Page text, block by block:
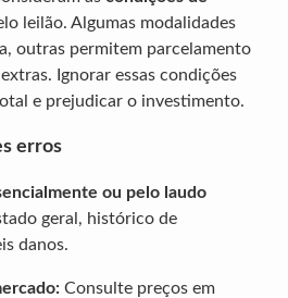
leilão. Algumas modalidades
outras permitem parcelamento
Ignorar essas condições
e prejudicar o investimento.
erros
ou pelo laudo
geral, histórico de
danos.
Consulte preços em